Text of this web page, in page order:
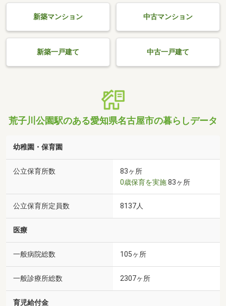
新築マンション 中古マンション
新築一戸建て 中古一戸建て
荒子川公園駅のある愛知県名古屋市の暮らしデータ
幼稚園・保育園
公立保育所数
83ヶ所
0歳保育を実施83ヶ所
公立保育所定員数 8137人
医療
一般病院総数 105ヶ所
一般診療所総数 2307ヶ所
育児給付金